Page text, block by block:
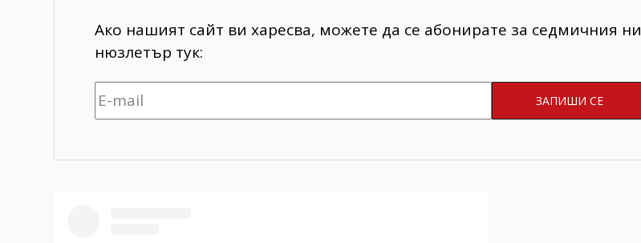
Ако нашият сайт ви харесва, можете да се абонирате за седмичния ни
нюзлетър тук: